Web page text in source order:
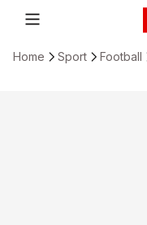
Home Sport Football